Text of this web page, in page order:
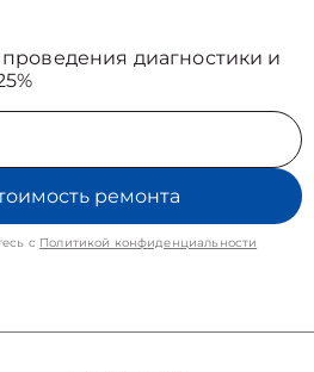
проведения диагностики и
ремонта
с Политикой конфиденциальности